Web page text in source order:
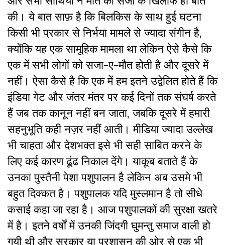
की। ये बात साफ़ है कि बिलकिस के साथ हुई घटना
किसी भी प्रकार से निर्भया मामले से ज्यादा संगीन है,
क्योंकि यह एक सामूहिक मामला था लेकिन ऐसे कैसे कि
एक में सभी लोगों को सजा-ए-मौत होती है और दूसरे में
नहीं। ऐसा कैसे है कि एक में हम इतने उद्वेलित होते हैं कि
इंडिया गेट और जंतर मंतर पर कई दिनों तक संघर्ष करते
हैं जब तक कानून नहीं बन जाता, जबकि दूसरे में हमारी
सहनुभूति कही नज़र नहीं आती। मीडिया ज्यादा उल्लेख
भी चाहता और देशभक्त इसे भी सही साबित करने के
लिए कई कारण ढूंढ निकाल देंगे। याकूब बताते हैं के
उनका पुस्तैनी पेशा पशुपालन है लेकिन अब उसमे भी
बहुत दिक्कत है। पशुपालक यदि मुस्लमान है तो सीधे
कसाई कहा जा रहा है। आज पशुपालकों की सुरक्षा खतरे
में है। इतने वर्षों में उनकी जिंदगी घुमन्तु समाज वाली हो
गयी थी और सरकार या प्रशासन की ओर से एक भी